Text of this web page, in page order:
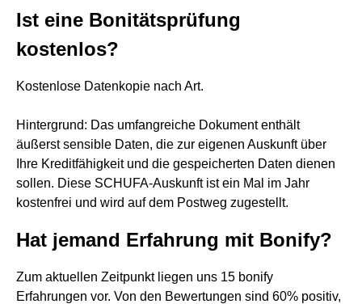
Ist eine Bonitätsprüfung
kostenlos?
Kostenlose Datenkopie nach Art.
Hintergrund: Das umfangreiche Dokument enthält
äußerst sensible Daten, die zur eigenen Auskunft über
Ihre Kreditfähigkeit und die gespeicherten Daten dienen
sollen. Diese SCHUFA-Auskunft ist ein Mal im Jahr
kostenfrei und wird auf dem Postweg zugestellt.
Hat jemand Erfahrung mit Bonify?
Zum aktuellen Zeitpunkt liegen uns 15 bonify
Erfahrungen vor. Von den Bewertungen sind 60% positiv,